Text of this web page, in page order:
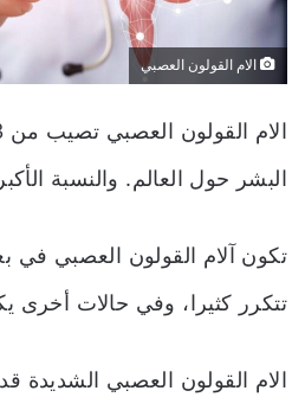
الام القولون العصبي
البشر حول العالم. والنسبة
تكون آلام القولون العصبي في
تتكرر كثيرا، وفي حالات أخرى
الام القولون العصبي الشديدة